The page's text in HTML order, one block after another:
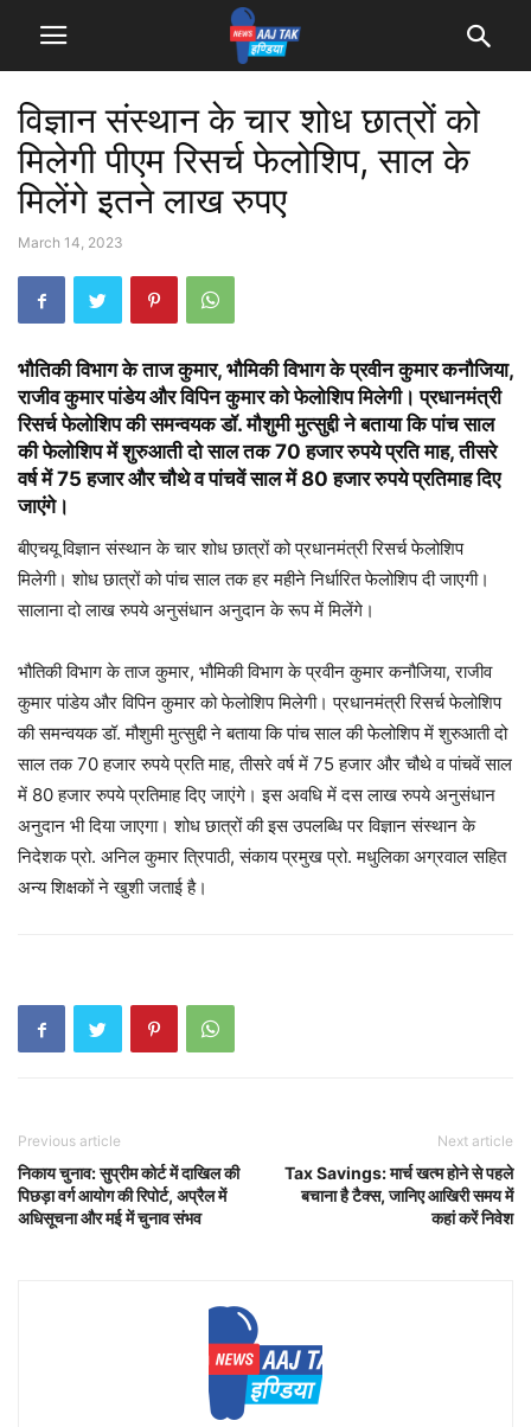
विज्ञान संस्थान के चार शोध छात्रों को
मिलेगी पीएम रिसर्च फेलोशिप, साल के
मिलेंगे इतने लाख रुपए
March 14, 2023
भौतिकी विभाग के ताज कुमार, भौमिकी विभाग के प्रवीन कुमार कनौजिया,
राजीव कुमार पांडेय और विपिन कुमार को फेलोशिप मिलेगी। प्रधानमंत्री
रिसर्च फेलोशिप की समन्वयक डॉ. मौशुमी मुत्सुद्दी ने बताया कि पांच साल
की फेलोशिप में शुरुआती दो साल तक 70 हजार रुपये प्रति माह, तीसरे
वर्ष में 75 हजार और चौथे व पांचवें साल में 80 हजार रुपये प्रतिमाह दिए
जाएंगे।
बीएचयू विज्ञान संस्थान के चार शोध छात्रों को प्रधानमंत्री रिसर्च फेलोशिप
मिलेगी। शोध छात्रों को पांच साल तक हर महीने निर्धारित फेलोशिप दी जाएगी।
सालाना दो लाख रुपये अनुसंधान अनुदान के रूप में मिलेंगे।
भौतिकी विभाग के ताज कुमार, भौमिकी विभाग के प्रवीन कुमार कनौजिया, राजीव
कुमार पांडेय और विपिन कुमार को फेलोशिप मिलेगी। प्रधानमंत्री रिसर्च फेलोशिप
की समन्वयक डॉ. मौशुमी मुत्सुद्दी ने बताया कि पांच साल की फेलोशिप में शुरुआती दो
साल तक 70 हजार रुपये प्रति माह, तीसरे वर्ष में 75 हजार और चौथे व पांचवें साल
में 80 हजार रुपये प्रतिमाह दिए जाएंगे। इस अवधि में दस लाख रुपये अनुसंधान
अनुदान भी दिया जाएगा। शोध छात्रों की इस उपलब्धि पर विज्ञान संस्थान के
निदेशक प्रो. अनिल कुमार त्रिपाठी, संकाय प्रमुख प्रो. मधुलिका अग्रवाल सहित
अन्य शिक्षकों ने खुशी जताई है।
Previous article
निकाय चुनाव: सुप्रीम कोर्ट में दाखिल की
पिछड़ा वर्ग आयोग की रिपोर्ट, अप्रैल में
अधिसूचना और मई में चुनाव संभव
Next article
Tax Savings: मार्च खत्म होने से पहले
बचाना है टैक्स, जानिए आखिरी समय में
कहां करें निवेश